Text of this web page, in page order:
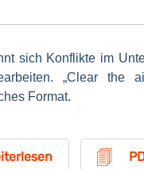
sich Konflikte im
„Clear the
Format.